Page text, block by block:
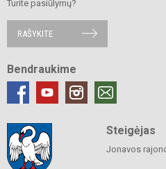
Turite pasiūlymų?
RAŠYKITE
Bendraukime
Steigėjas
Jonavos